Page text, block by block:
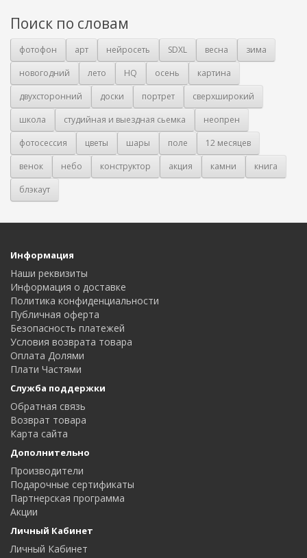
Поиск по словам
фотофон арт нейросеть SDXL весна
зима
новогодний
лето HQ осень
картина
двухсторонний
доски портрет
сверхширокий
школа
студийная и выездная сьемка
неопрен
фотосессия
цветы шары поле
12 месяцев
венок
небо конструктор акция камни
книга
блэкаут
Информация
Наши реквизиты
Информация о доставке
Политика конфиденциальности
Публичная оферта
Безопасность платежей
Условия возврата товара
Оплата Долями
Плати Частями
Служба поддержки
Обратная связь
Возврат товара
Карта сайта
Дополнительно
Производители
Подарочные сертификаты
Партнерская программа
Акции
Личный Кабинет
Личный Кабинет